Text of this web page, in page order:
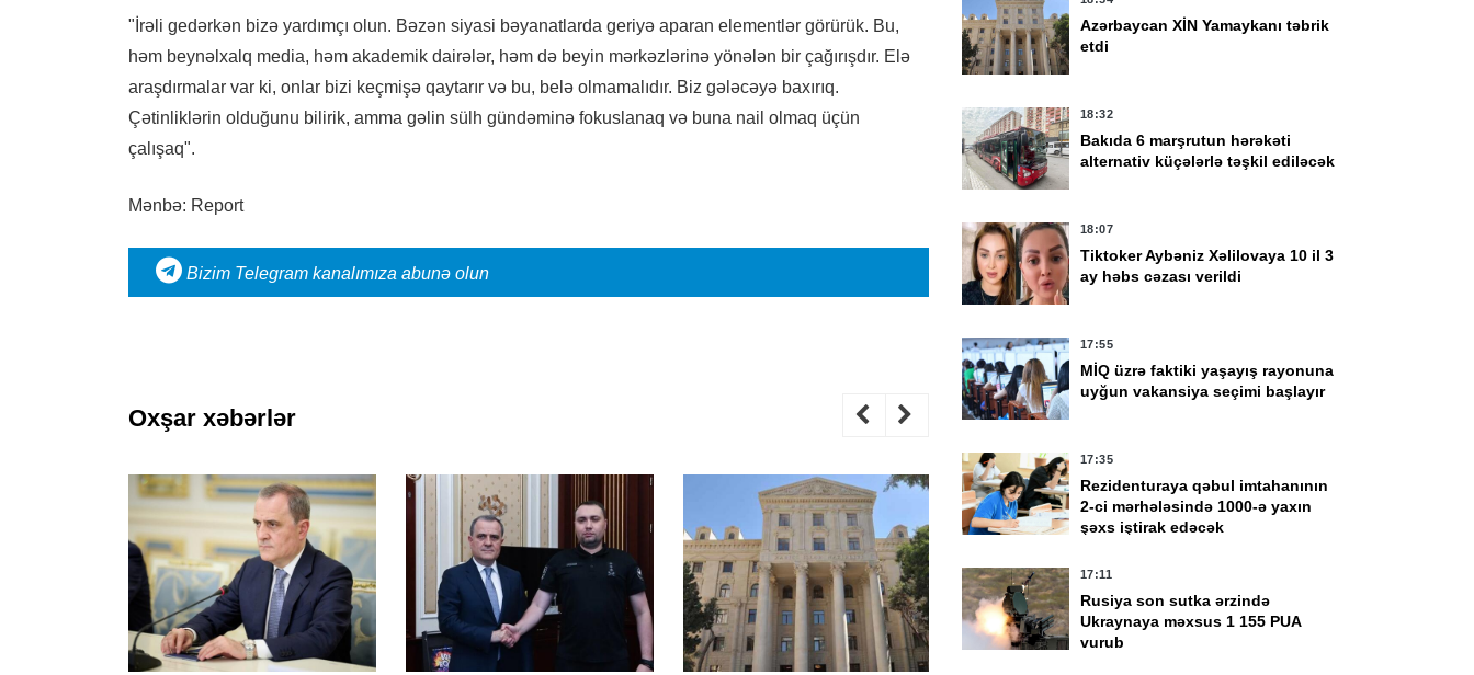
"İrəli gedərkən bizə yardımçı olun. Bəzən siyasi bəyanatlarda geriyə aparan elementlər görürük. Bu,
həm beynəlxalq media, həm akademik dairələr, həm də beyin mərkəzlərinə yönələn bir çağırışdır. Elə
araşdırmalar var ki, onlar bizi keçmişə qaytarır və bu, belə olmamalıdır. Biz gələcəyə baxırıq.
Çətinliklərin olduğunu bilirik, amma gəlin sülh gündəminə fokuslanaq və buna nail olmaq üçün
çalışaq".
Mənbə: Report
Bizim Telegram kanalımıza abunə olun
Oxşar xəbərlər
Azərbaycan XİN Yamaykanı təbrik
etdi
18:32
Bakıda 6 marşrutun hərəkəti
alternativ küçələrlə təşkil ediləcək
18:07
Tiktoker Aybəniz Xəlilovaya 10 il 3
ay həbs cəzası verildi
17:55
MİQ üzrə faktiki yaşayış rayonuna
uyğun vakansiya seçimi başlayır
17:35
Rezidenturaya qəbul imtahanının
2-ci mərhələsində 1000-ə yaxın
şəxs iştirak edəcək
17:11
Rusiya son sutka ərzində
Ukraynaya məxsus 1 155 PUA
vurub